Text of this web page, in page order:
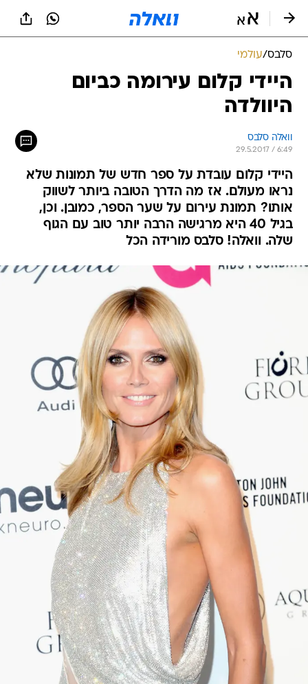
סלבס/עולמי
היידי קלום עירומה כביום
היוולדה
וואלה סלבס
29.5.2017 / 6:49
היידי קלום עובדת על ספר חדש של תמונות שלא
נראו מעולם. אז מה הדרך הטובה ביותר לשווק
אותו? תמונת עירום על שער הספר, כמובן. וכן,
בגיל 40 היא מרגישה הרבה יותר טוב עם הגוף
שלה. וואלה! סלבס מורידה הכל